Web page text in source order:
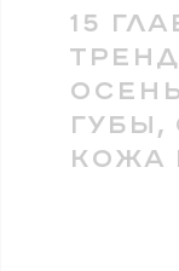
15
ГУБЫ,
КОЖА